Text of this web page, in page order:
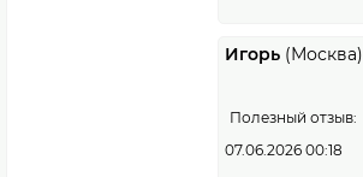
Игорь (Москва)
Полезный отзыв:
07.06.2026 00:18